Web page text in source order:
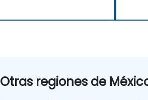
Otras regiones de